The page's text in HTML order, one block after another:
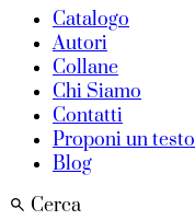
Catalogo
Autori
Collane
Chi Siamo
Contatti
Proponi un testo
Blog
Cerca